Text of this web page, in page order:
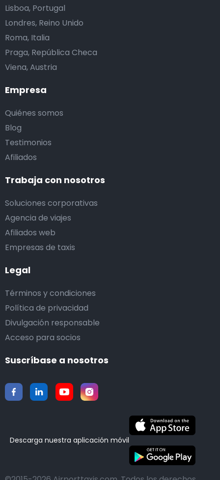
Empresa
Quiénes somos
Blog
Testimonios
Afiliados
Trabaja con nosotros
Soluciones corporativas
Agencia de viajes
Afiliados web
Empresas de taxis
Legal
Términos y condiciones
Política de privacidad
Divulgación responsable
Acceso para socios
Lisboa, Portugal
Londres, Reino Unido
Roma, Italia
Praga, República Checa
Viena, Austria
Suscríbase a nosotros
Descarga nuestra aplicación móvil